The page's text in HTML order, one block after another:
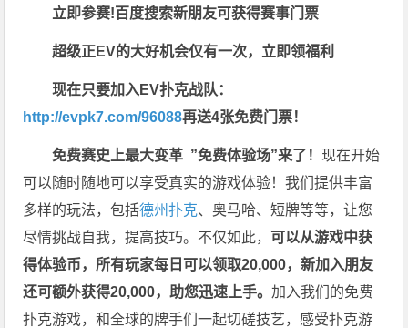
立即参赛!百度搜索新朋友可获得赛事门票
超级正EV的大好机会仅有一次，立即领福利
现在只要加入EV扑克战队：
http://evpk7.com/96088再送4张免费门票！
免费赛史上最大变革 ”免费体验场”来了！现在开始
可以随时随地可以享受真实的游戏体验！我们提供丰富
多样的玩法，包括德州扑克、奥马哈、短牌等等，让您
尽情挑战自我，提高技巧。不仅如此， 可以从游戏中获
得体验币，所有玩家每日可以领取20,000，新加入朋友
还可额外获得20,000，助您迅速上手。加入我们的免费
扑克游戏，和全球的牌手们一起切磋技艺，感受扑克游